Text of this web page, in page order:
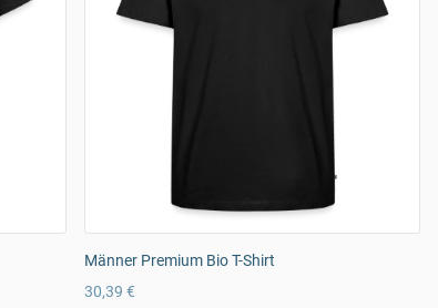
Männer Premium Bio T-Shirt
30,39 €